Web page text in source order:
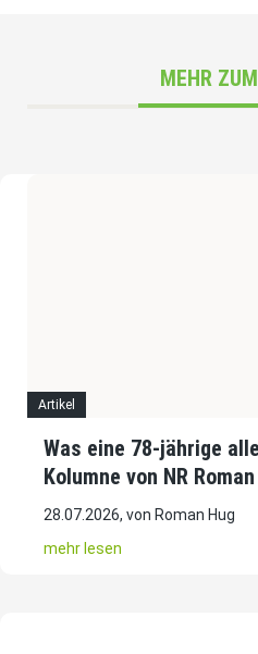
MEHR
Artikel
Was eine 78-jährige
Kolumne von NR
28.07.2026, von Roman Hug
mehr lesen